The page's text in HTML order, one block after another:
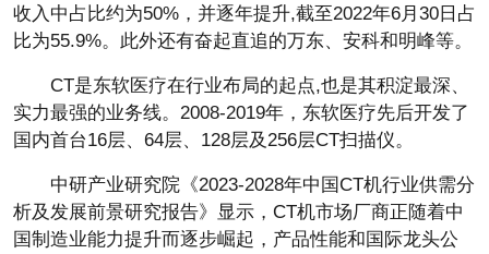
收入中占比约为50%，并逐年提升,截至2022年6月30日占
比为55.9%。此外还有奋起直追的万东、安科和明峰等。
CT是东软医疗在行业布局的起点,也是其积淀最深、
实力最强的业务线。2008-2019年，东软医疗先后开发了
国内首台16层、64层、128层及256层CT扫描仪。
中研产业研究院《2023-2028年中国CT机行业供需分
析及发展前景研究报告》显示，CT机市场厂商正随着中
国制造业能力提升而逐步崛起，产品性能和国际龙头公